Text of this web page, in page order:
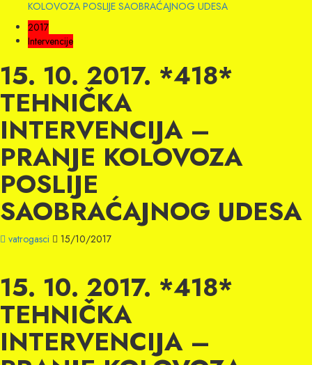
KOLOVOZA POSLIJE SAOBRAĆAJNOG UDESA
2017
Intervencije
15. 10. 2017. *418*
TEHNIČKA
INTERVENCIJA –
PRANJE KOLOVOZA
POSLIJE
SAOBRAĆAJNOG UDESA
vatrogasci 15/10/2017
15. 10. 2017. *418*
TEHNIČKA
INTERVENCIJA –